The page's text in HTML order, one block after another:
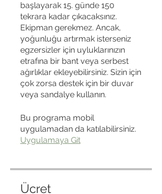
başlayarak 15. günde 150
tekrara kadar çıkacaksınız.
Ekipman gerekmez. Ancak,
yoğunluğu artırmak isterseniz
egzersizler için uyluklarınızın
etrafına bir bant veya serbest
ağırlıklar ekleyebilirsiniz. Sizin için
çok zorsa destek için bir duvar
veya sandalye kullanın.
Bu programa mobil
uygulamadan da katılabilirsiniz.
Uygulamaya Git
Ücret